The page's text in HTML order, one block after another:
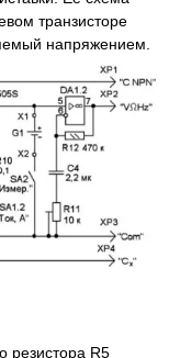
транзисторе
напряжением.
резистора R5